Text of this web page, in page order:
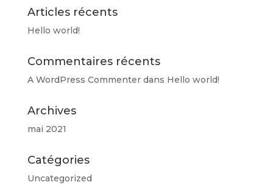
Articles récents
Hello world!
Commentaires récents
A WordPress Commenterdans Hello world!
Archives
mai 2021
Catégories
Uncategorized